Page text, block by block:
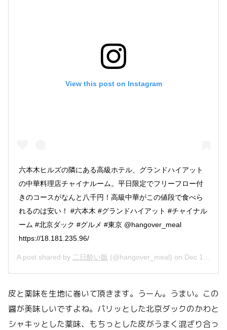
View this post on Instagram
六本木ヒルズの隣にある高級ホテル、グランドハイアット
の中華料理店チャイナルーム。平日限定でフリーフロー付
きのコースがなんと八千円！高級中華がこの値段で食べら
れるのは安い！ #六本木 #グランドハイアット #チャイナル
ーム #北京ダック #グルメ #東京 @hangover_meal
https://18.181.235.96/
A post shared by 二日酔い飯 (@hangover_meal) on Dec 17, 2019 at 9:06pm PST
皮と薬味を生地に巻いて頂きます。うーん。うまい。この
醤が美味しいですよね。パリッとした北京ダックのかわと
シャキッとした薬味、もちっとした皮がうまく混ざり合っ